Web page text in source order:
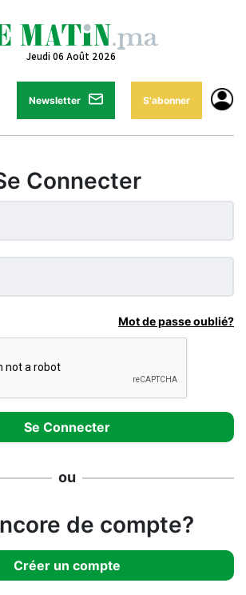
Jeudi 06 Août 2026
Newsletter S'abonner
Connecter
Mot de passe oublié?
ou
de compte?
Créer un compte